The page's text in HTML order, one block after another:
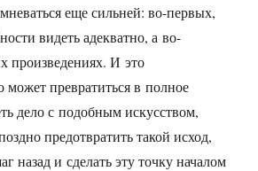
еще сильней: во-первых,
видеть адекватно, а во-
произведениях. И это
может превратиться в полное
дело с подобным искусством,
предотвратить такой исход,
назад и сделать эту точку началом